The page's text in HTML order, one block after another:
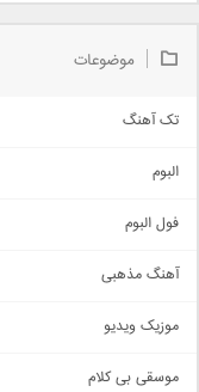
موضوعات
تک آهنگ
اجتماعی
حماسی
سنتی
اهنگ بندرعباسی
البوم
فول البوم
آهنگ مذهبی
موزیک ویدیو
موسقی بی کلام